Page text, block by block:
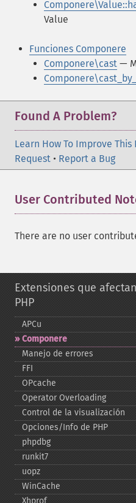
Value
Funciones Componere
Componere\cast —
Found A Problem?
Learn How To Improve This
Request • Report a Bug
User Contributed
There are no user
Extensiones que
PHP
APCu
Componere
Manejo de errores
FFI
OPcache
Operator Overloading
Control de la visualización
Opciones/Info de PHP
phpdbg
runkit7
uopz
WinCache
Xhprof